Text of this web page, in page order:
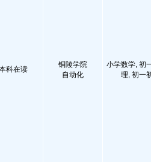
科在读
铜陵学院
自动化
小学数学, 初
理, 初一